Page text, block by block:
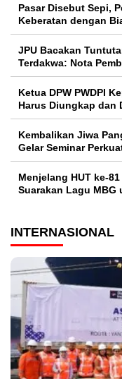
Pasar Disebut Sepi,
Keberatan dengan
JPU Bacakan
Terdakwa: Nota
Ketua DPW PWDPI
Harus Diungkap dan
Kembalikan Jiwa
Gelar Seminar
Menjelang HUT ke-
Suarakan Lagu MBG
INTERNASIONAL